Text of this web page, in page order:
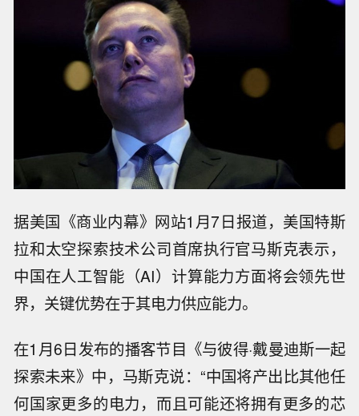
据美国《商业内幕》网站1月7日报道，美国特斯
拉和太空探索技术公司首席执行官马斯克表示，
中国在人工智能（AI）计算能力方面将会领先世
界，关键优势在于其电力供应能力。
在1月6日发布的播客节目《与彼得·戴曼迪斯一起
探索未来》中，马斯克说：“中国将产出比其他任
何国家更多的电力，而且可能还将拥有更多的芯